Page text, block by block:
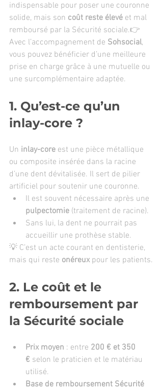
indispensable pour poser une couronne
solide, mais son coût reste élevé et mal
remboursé par la Sécurité sociale.👉
Avec l’accompagnement de Sohsocial,
vous pouvez bénéficier d’une meilleure
prise en charge grâce à une mutuelle ou
une surcomplémentaire adaptée.
1. Qu’est-ce qu’un
inlay-core ?
Un inlay-core est une pièce métallique
ou composite insérée dans la racine
d’une dent dévitalisée. Il sert de pilier
artificiel pour soutenir une couronne.
Il est souvent nécessaire après une
pulpectomie (traitement de racine).
Sans lui, la dent ne pourrait pas
accueillir une prothèse stable.
💡 C’est un acte courant en dentisterie,
mais qui reste onéreux pour les patients.
2. Le coût et le
remboursement par
la Sécurité sociale
Prix moyen : entre 200 € et 350
€ selon le praticien et le matériau
utilisé.
Base de remboursement Sécurité